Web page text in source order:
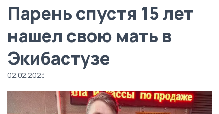
Ц
И
Ю
Парень спустя 15 лет
нашел свою мать в
Экибастузе
02.02.2023